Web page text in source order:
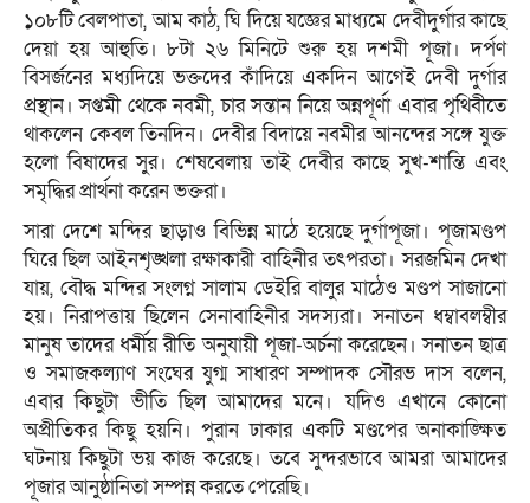
১০৮টি বেলপাতা, আম কাঠ, ঘি দিয়ে যজ্ঞের মাধ্যমে দেবীদুর্গার কাছে
দেয়া হয় আহুতি। ৮টা ২৬ মিনিটে শুরু হয় দশমী পূজা। দর্পণ
বিসর্জনের মধ্যদিয়ে ভক্তদের কাঁদিয়ে একদিন আগেই দেবী দুর্গার
প্রস্থান। সপ্তমী থেকে নবমী, চার সন্তান নিয়ে অন্নপূর্ণা এবার পৃথিবীতে
থাকলেন কেবল তিনদিন। দেবীর বিদায়ে নবমীর আনন্দের সঙ্গে যুক্ত
হলো বিষাদের সুর। শেষবেলায় তাই দেবীর কাছে সুখ-শান্তি এবং
সমৃদ্ধির প্রার্থনা করেন ভক্তরা।
সারা দেশে মন্দির ছাড়াও বিভিন্ন মাঠে হয়েছে দুর্গাপূজা। পূজামণ্ডপ
ঘিরে ছিল আইনশৃঙ্খলা রক্ষাকারী বাহিনীর তৎপরতা। সরজমিন দেখা
যায়, বৌদ্ধ মন্দির সংলগ্ন সালাম ডেইরি বালুর মাঠেও মণ্ডপ সাজানো
হয়। নিরাপত্তায় ছিলেন সেনাবাহিনীর সদস্যরা। সনাতন ধম্বাবলম্বীর
মানুষ তাদের ধর্মীয় রীতি অনুযায়ী পূজা-অর্চনা করেছেন। সনাতন ছাত্র
ও সমাজকল্যাণ সংঘের যুগ্ম সাধারণ সম্পাদক সৌরভ দাস বলেন,
এবার কিছুটা ভীতি ছিল আমাদের মনে। যদিও এখানে কোনো
অপ্রীতিকর কিছু হয়নি। পুরান ঢাকার একটি মণ্ডপের অনাকাঙ্ক্ষিত
ঘটনায় কিছুটা ভয় কাজ করেছে। তবে সুন্দরভাবে আমরা আমাদের
পূজার আনুষ্ঠানিতা সম্পন্ন করতে পেরেছি।